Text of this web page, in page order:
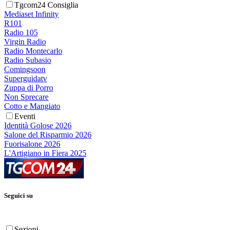
Tgcom24 Consiglia
Mediaset Infinity
R101
Radio 105
Virgin Radio
Radio Montecarlo
Radio Subasio
Comingsoon
Superguidatv
Zuppa di Porro
Non Sprecare
Cotto e Mangiato
Eventi
Identità Golose 2026
Salone del Risparmio 2026
Fuorisalone 2026
L'Artigiano in Fiera 2025
Seguici su